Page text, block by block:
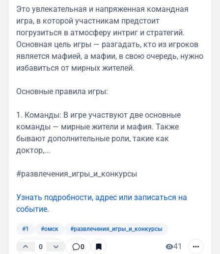
Это увлекательная и напряженная командная
игра, в которой участникам предстоит
погрузиться в атмосферу интриг и стратегий.
Основная цель игры — разгадать, кто из игроков
является мафией, а мафии, в свою очередь, нужно
избавиться от мирных жителей.
Основные правила игры:
1. Команды: В игре участвуют две основные
команды — мирные жители и мафия. Также
бывают дополнительные роли, такие как
доктор,...
#развлечения_игры_и_конкурсы
Узнать подробности, адрес или записаться на
событие.
#1 #омск #развлечения_игры_и_конкурсы
0 0 41